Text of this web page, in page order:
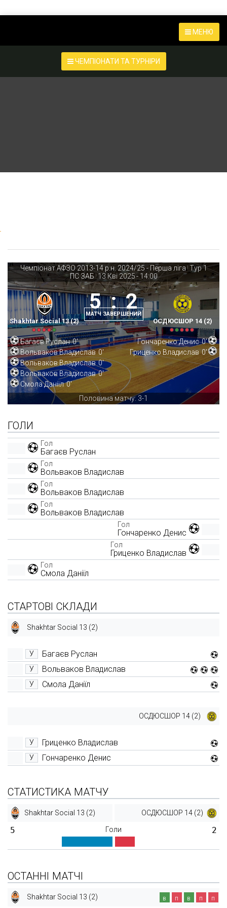
МЕНЮ
ЧЕМПІОНАТИ ТА ТУРНІРИ
Чемпіонат АФЗО 2013-14 р.н. 2024/25 - Перша ліга | Тур 1
ПС ЗАБ | 13 Кві 2025- 14:00
Shakhtar Social 13 (2)
5 : 2
МАТЧ ЗАВЕРШЕНИЙ
ОСДЮСШОР 14 (2)
Багаєв Руслан 0'
Вольваков Владислав 0'
Вольваков Владислав 0'
Вольваков Владислав 0'
Смола Даніїл 0'
Гончаренко Денис 0'
Гриценко Владислав 0'
Половина матчу: 3-1
ГОЛИ
Гол
Багаєв Руслан
Гол
Вольваков Владислав
Гол
Вольваков Владислав
Гол
Вольваков Владислав
Гол
Гончаренко Денис
Гол
Гриценко Владислав
Гол
Смола Даніїл
СТАРТОВІ СКЛАДИ
Shakhtar Social 13 (2)
У Багаєв Руслан
У Вольваков Владислав
У Смола Даніїл
ОСДЮСШОР 14 (2)
У Гриценко Владислав
У Гончаренко Денис
СТАТИСТИКА МАТЧУ
Shakhtar Social 13 (2) ОСДЮСШОР 14 (2)
5 Голи 2
ОСТАННІ МАТЧІ
Shakhtar Social 13 (2) в п в п п